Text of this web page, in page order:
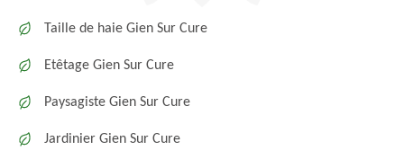
Taille de haie Gien Sur Cure
Etêtage Gien Sur Cure
Paysagiste Gien Sur Cure
Jardinier Gien Sur Cure